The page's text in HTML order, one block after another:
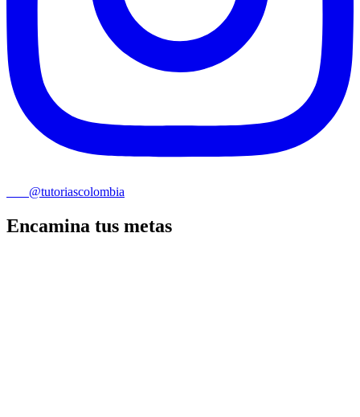
@tutoriascolombia
Encamina tus metas